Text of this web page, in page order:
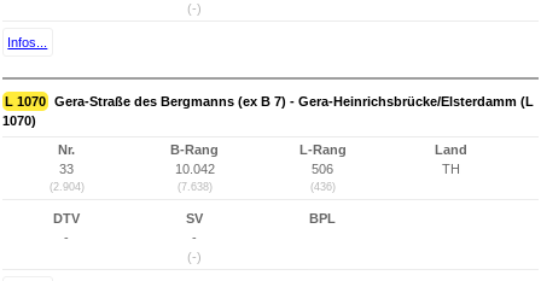
(-)
Infos...
L 1070 Gera-Straße des Bergmanns (ex B 7) - Gera-Heinrichsbrücke/Elsterdamm (L
1070)
Nr.
33
(2.904)
B-Rang
10.042
(7.638)
L-Rang
506
(436)
Land
TH
DTV
-
SV
-
(-)
BPL